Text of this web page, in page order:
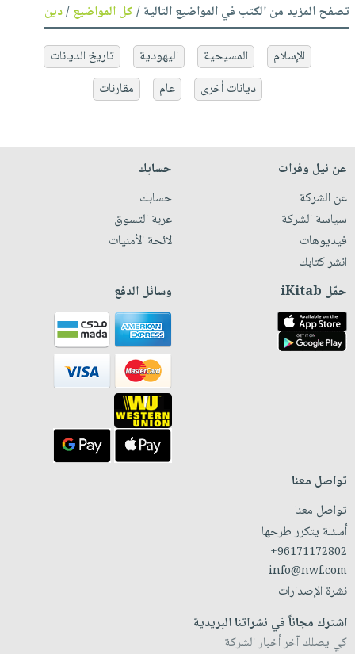
تصفح المزيد من الكتب في المواضيع التالية /كل المواضيع/دين
الإسلام المسيحية اليهودية
تاريخ الديانات
ديانات أخرى
عام مقارنات
عن نيل وفرات
عن الشركة
سياسة الشركة
فيديوهات
انشر كتابك
حسابك
حسابك
عربة التسوق
لائحة الأمنيات
حمّل iKitab وسائل الدفع
تواصل معنا
تواصل معنا
أسئلة يتكرر طرحها
+96171172802
info@nwf.com
نشرة الإصدارات
اشترك مجاناً في نشراتنا البريدية
كي يصلك آخر أخبار الشركة